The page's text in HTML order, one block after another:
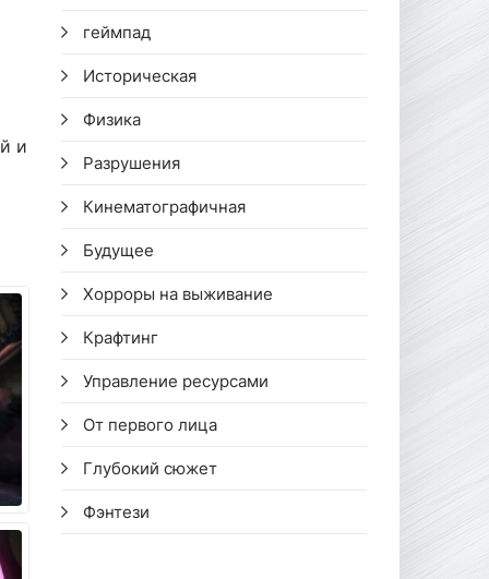
и
геймпад
Историческая
Физика
Разрушения
Кинематографичная
Будущее
Хорроры на выживание
Крафтинг
Управление ресурсами
От первого лица
Глубокий сюжет
Фэнтези